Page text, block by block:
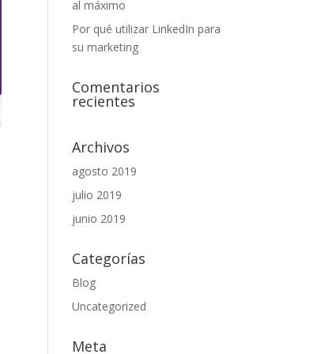
al máximo
Por qué utilizar LinkedIn para
su marketing
Comentarios
recientes
Archivos
agosto 2019
julio 2019
junio 2019
Categorías
Blog
Uncategorized
Meta